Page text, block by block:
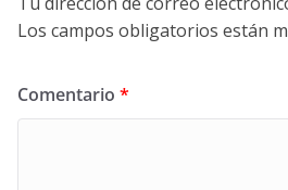
Los campos obligatorios están
Comentario *